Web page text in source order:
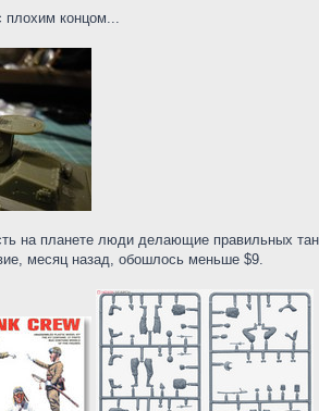
плохим концом...
на планете люди делающие правильных
месяц назад, обошлось меньше $9.